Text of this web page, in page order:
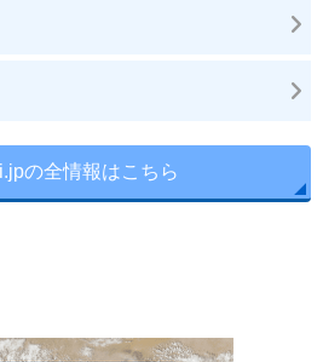
の全情報はこちら